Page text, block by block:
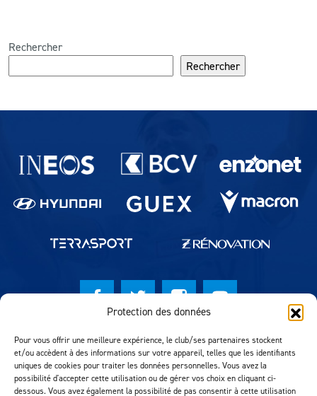
Protection des données
Pour vous offrir une meilleure expérience, le club/ses partenaires stockent
et/ou accèdent à des informations sur votre appareil, telles que les identifiants
uniques de cookies pour traiter les données personnelles. Vous avez la
possibilité d'accepter cette utilisation ou de gérer vos choix en cliquant ci-
dessous. Vous avez également la possibilité de pas consentir à cette utilisation
Rechercher
Rechercher
Partenaires du lausanne-Sport
© Lausanne Sport Football Club 2026
Réalisation MTM Agency